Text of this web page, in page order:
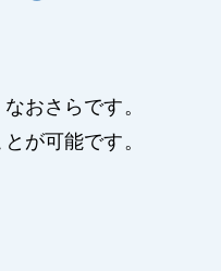
おさらです。
が可能です。